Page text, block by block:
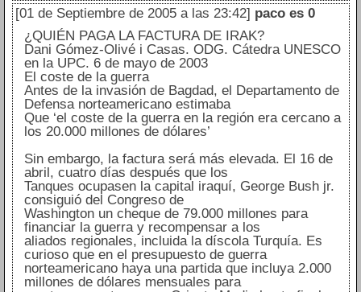
[01 de Septiembre de 2005 a las 23:42] paco es 0
¿QUIÉN PAGA LA FACTURA DE IRAK?
Dani Gómez-Olivé i Casas. ODG. Cátedra UNESCO
en la UPC. 6 de mayo de 2003
El coste de la guerra
Antes de la invasión de Bagdad, el Departamento de
Defensa norteamericano estimaba
Que ‘el coste de la guerra en la región era cercano a
los 20.000 millones de dólares’
Sin embargo, la factura será más elevada. El 16 de
abril, cuatro días después que los
Tanques ocupasen la capital iraquí, George Bush jr.
consiguió del Congreso de
Washington un cheque de 79.000 millones para
financiar la guerra y recompensar a los
aliados regionales, incluida la díscola Turquía. Es
curioso que en el presupuesto de guerra
norteamericano haya una partida que incluya 2.000
millones de dólares mensuales para